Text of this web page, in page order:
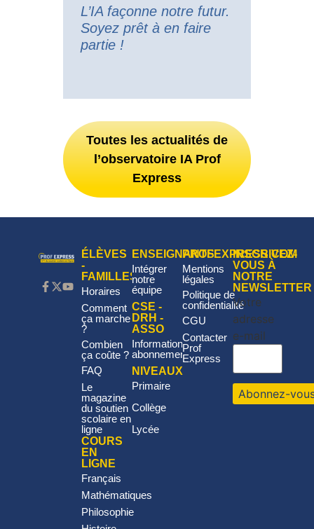
L’IA façonne notre futur.
Soyez prêt à en faire
partie !
Toutes les actualités de
l’observatoire IA Prof
Express
ÉLÈVES
-
FAMILLES
Horaires
Comment
ça marche
?
Combien
ça coûte ?
FAQ
Le
magazine
du soutien
scolaire en
ligne
COURS
EN
LIGNE
Français
Mathématiques
Philosophie
ENSEIGNANTS
Intégrer
notre
équipe
CSE -
DRH -
ASSO
Informations
abonnement
NIVEAUX
Primaire
Collège
Lycée
PROFEXPRESS.COM
Mentions
légales
Politique de
confidentialité
CGU
Contacter
Prof
Express
INSCRIVEZ-
VOUS À
NOTRE
NEWSLETTER
Votre
adresse
e-mail